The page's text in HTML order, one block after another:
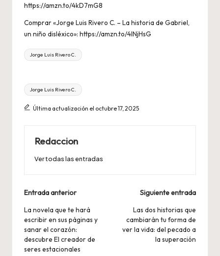
https://amzn.to/4kD7mG8
Comprar «Jorge Luis Rivero C. – La historia de Gabriel,
un niño disléxico»: https://amzn.to/4lNjHsG
Jorge Luis Rivero C.
Etiquetas:
Jorge Luis Rivero C.
Última actualización el octubre 17, 2025
Redaccion
Ver todas las entradas
Navegación
de
entradas
Entrada anterior
La novela que te hará
escribir en sus páginas y
sanar el corazón:
descubre El creador de
seres estacionales
Siguiente entrada
Las dos historias que
cambiarán tu forma de
ver la vida: del pecado a
la superación